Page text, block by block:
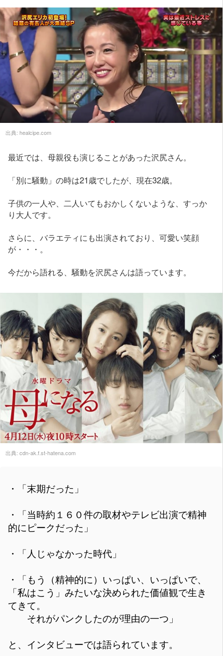
出典: healcipe.com
最近では、母親役も演じることがあった沢尻さん。
「別に騒動」の時は21歳でしたが、現在32歳。
子供の一人や、二人いてもおかしくないような、すっか
り大人です。
さらに、バラエティにも出演されており、可愛い笑顔
が・・・。
今だから語れる、騒動を沢尻さんは語っています。
出典: cdn-ak.f.st-hatena.com
・「末期だった」
・「当時約１６０件の取材やテレビ出演で精神
的にピークだった」
・「人じゃなかった時代」
・「もう（精神的に）いっぱい、いっぱいで、
「私はこう」みたいな決められた価値観で生き
てきて。
それがパンクしたのが理由の一つ」
と、インタビューでは語られています。